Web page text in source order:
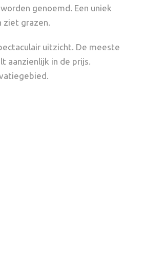
genoemd. Een uniek
ziet grazen.
uitzicht. De meeste
aanzienlijk in de prijs.